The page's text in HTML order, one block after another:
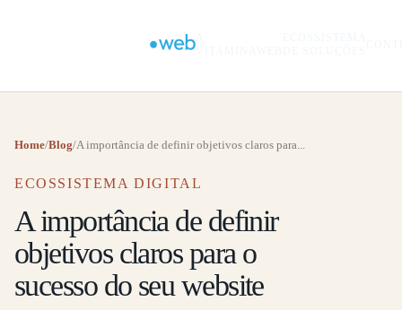
Home/Blog/A importância de definir objetivos claros para...
ECOSSISTEMA DIGITAL
A importância de definir
objetivos claros para o
sucesso do seu website